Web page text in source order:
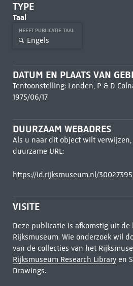
TYPE
Taal
HEEFT PUBLICATIE TAAL
Engels
DATUM EN PLAATS VAN
Tentoonstelling: Londen, P & D
1975/06/17
DUURZAAM WEBADRES
Als u naar dit object wilt
duurzame URL:
https://id.rijksmuseum.nl/
VISITE
Deze publicatie is afkomstig uit
Rijksmuseum. Wie onderzoek wil
van de collecties van het
Rijksmuseum Research Libraryen
Drawings.